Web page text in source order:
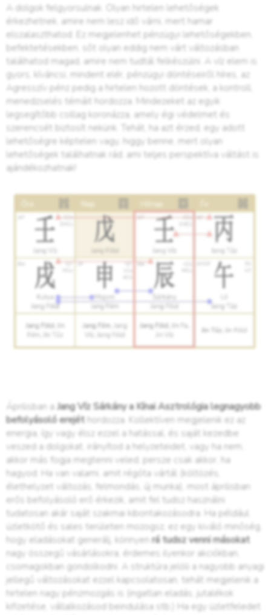
A dolgok felgyorsulnak. Olyan hirtelen lehetőségek
érkezhetnek, amire nem lesz idő várni, mert hamar
elszalaszthatod. Ez megjelenhet pénzügyi lehetőségekben,
befektetésekben, sőt olyan eddig nem várt változásban
találhatod magad, amire nem tudtál felkészülni. A víz elem is
gyors, kíváncsi, mindent elér, pénzügyi döntéseiről híres, az
Agresszív pénz pedig a hirtelen hozott döntések, a kontroll,
menedzselés témáit hordozza. Mindezeket az egyik
legsegítőbb csillag koronázza, amely égi védelmet és
szerencsét biztosít nekünk. Tehát, ha azt érzed, egy adott
lehetőségre képtelen vagy, higgy benne, mert olyan
lehetőségek találhatnak rád, ami teljes perspektíva váltást is
ajándékozhatnak!
Áprilisban a Jang Víz Sárkány a Kínai Asztrológia legnagyobb
befolyásoló erejét hordozza. Kollektíven megjelenik ez az
energia, így vagy élsz ezzel a hatással, és saját kezedbe
veszed a dolgokat, irányítod a helyzeteidet, vagy ha nem,
akkor más fogja megtenni veled, persze csak akkor, ha
hagyod. Ha van valami, amit régóta vártál (költözés,
élethelyzet változás, felmondás, új munka), most áprilisban
erős befolyásoló erő érkezik, amit fel tudsz használni
tudatosan akár saját szakmai kibontakozásodra. Ha például
üzletkötő és sales területen mozogsz, ez egy kiváló minőség,
hogy eladásokat generálj, könnyenrá tudsz venni másokat
nagy összegű vásárlásokra, érdemes ilyenkor akciókban,
csomagokban gondolkodni. A struktúra jelöli a nagyobb anyagi
jellegű változásokat ezzel kapcsolatosan, tehát megjelenik a
hirtelen nagy pénzmozgás is (ingatlan eladás, jutalékok
kifizetése, vállalkozásod beindulása stb.) Ha egy üzletfeledet